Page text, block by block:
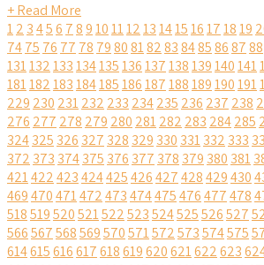
+ Read More
12 3456 78910111213141516171819
7475 76 77 78 79808182838485868788
131132133134135136137138139140141
181182183184185186187188189190191
229 230 231232 233 234235 236 237 238
276 277 278 279 280 281282 283 284285
324325 326 327 328 329 330 331332 333
372 373 374375 376 377 378 379 380 381
421422423424425426427428429430
469470471472473474475476477478
518519520521522523524525526527
566567568569570571572573574575
614615616617618619620621622623